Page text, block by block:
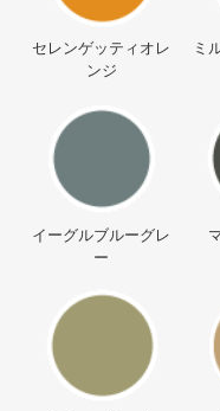
セレンゲッティオレ
ンジ
ミ
イーグルブルーグレ
ー